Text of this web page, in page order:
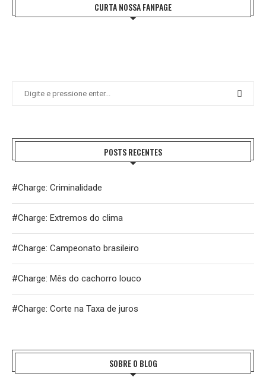
CURTA NOSSA FANPAGE
POSTS RECENTES
#Charge: Criminalidade
#Charge: Extremos do clima
#Charge: Campeonato brasileiro
#Charge: Mês do cachorro louco
#Charge: Corte na Taxa de juros
SOBRE O BLOG